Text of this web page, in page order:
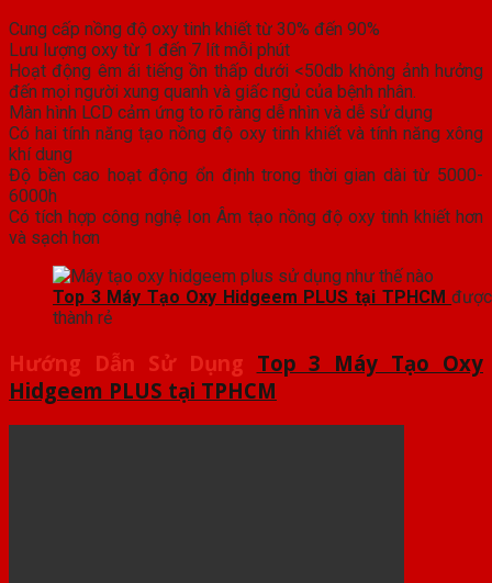
Cung cấp nồng độ oxy tinh khiết từ 30% đến 90%
Lưu lượng oxy từ 1 đến 7 lít mỗi phút
Hoạt động êm ái tiếng ồn thấp dưới <50db không ảnh hưởng
đến mọi người xung quanh và giấc ngủ của bệnh nhân.
Màn hình LCD cảm ứng to rõ ràng dễ nhìn và dễ sử dụng
Có hai tính năng tạo nồng độ oxy tinh khiết và tính năng xông
khí dung
Độ bền cao hoạt động ổn định trong thời gian dài từ 5000-
6000h
Có tích hợp công nghệ Ion Âm tạo nồng độ oxy tinh khiết hơn
và sạch hơn
Top 3 Máy Tạo Oxy Hidgeem PLUS tại TPHCM
thành rẻ
Hướng Dẫn Sử Dụng Top 3 Máy Tạo Oxy
Hidgeem PLUS tại TPHCM